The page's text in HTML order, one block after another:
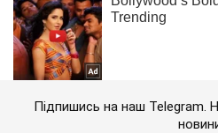
Підпишись на наш Telegram.